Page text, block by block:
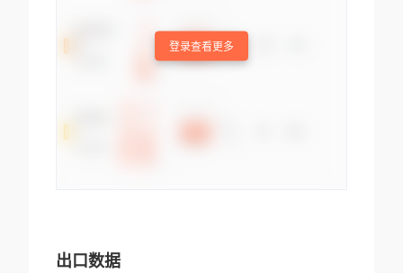
登录查看更多
出口数据